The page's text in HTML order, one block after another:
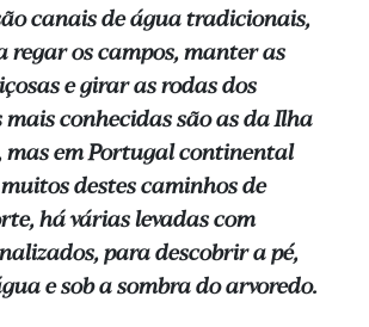
canais de água tradicionais,
regar os campos, manter as
e girar as rodas dos
mais conhecidas são as da Ilha
mas em Portugal continental
destes caminhos de
há várias levadas com
para descobrir a pé,
e sob a sombra do arvoredo.